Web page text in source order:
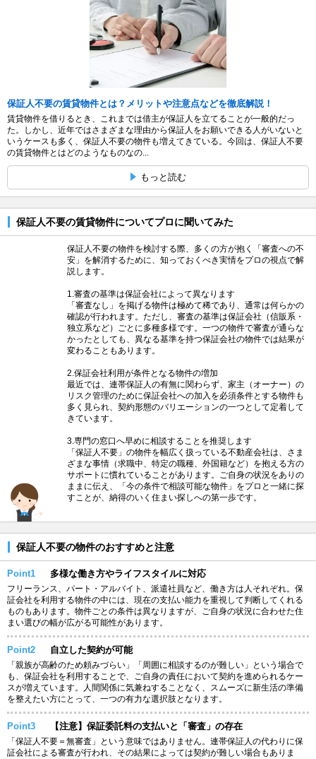
保証人不要の賃貸物件とは？メリットや注意点などを徹底解説！
賃貸物件を借りるとき、これまでは借主が保証人を立てることが一般的だっ
た。しかし、近年ではさまざまな理由から保証人をお願いできる人がいないと
いうケースも多く、保証人不要の物件も増えてきている。今回は、保証人不要
の賃貸物件とはどのようなものなの...
もっと読む
保証人不要の賃貸物件についてプロに聞いてみた
保証人不要の物件を検討する際、多くの方が抱く「審査への不
安」を解消するために、知っておくべき実情をプロの視点で解
説します。
1.審査の基準は保証会社によって異なります
「審査なし」を掲げる物件は極めて稀であり、通常は何らかの
確認が行われます。ただし、審査の基準は保証会社（信販系・
独立系など）ごとに多種多様です。一つの物件で審査が通らな
かったとしても、異なる基準を持つ保証会社の物件では結果が
変わることもあります。
2.保証会社利用が条件となる物件の増加
最近では、連帯保証人の有無に関わらず、家主（オーナー）の
リスク管理のために保証会社への加入を必須条件とする物件も
多く見られ、契約形態のバリエーションの一つとして定着して
きています。
3.専門の窓口へ早めに相談することを推奨します
「保証人不要」の物件を幅広く扱っている不動産会社は、さま
ざまな事情（求職中、特定の職種、外国籍など）を抱える方の
サポートに慣れていることがあります。ご自身の状況をありの
ままに伝え、「今の条件で相談可能な物件」をプロと一緒に探
すことが、納得のいく住まい探しへの第一歩です。
保証人不要の物件のおすすめと注意
Point1 多様な働き方やライフスタイルに対応
フリーランス、パート・アルバイト、派遣社員など、働き方は人それぞれ。保
証会社を利用する物件の中には、現在の支払い能力を重視して判断してくれる
ものもあります。物件ごとの条件は異なりますが、ご自身の状況に合わせた住
まい選びの幅が広がる可能性があります。
Point2 自立した契約が可能
「親族が高齢のため頼みづらい」「周囲に相談するのが難しい」という場合で
も、保証会社を利用することで、ご自身の責任において契約を進められるケー
スが増えています。人間関係に気兼ねすることなく、スムーズに新生活の準備
を整えたい方にとって、一つの有力な選択肢となります。
Point3 【注意】保証委託料の支払いと「審査」の存在
「保証人不要＝無審査」という意味ではありません。連帯保証人の代わりに保
証会社による審査が行われ、その結果によっては契約が難しい場合もありま